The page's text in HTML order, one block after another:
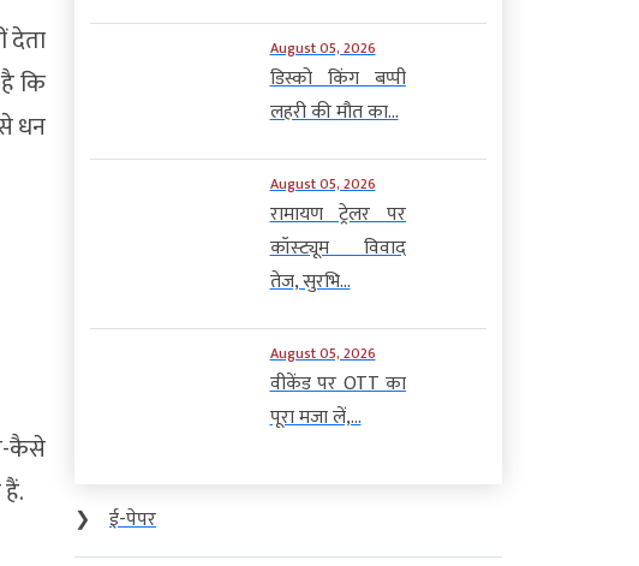
देता
कि
धन
कैसे
August 05, 2026
डिस्को किंग बप्पी
लहरी की मौत का...
August 05, 2026
रामायण ट्रेलर पर
कॉस्ट्यूम विवाद
तेज, सुरभि...
August 05, 2026
वीकेंड पर OTT का
पूरा मजा लें,...
❯
ई-पेपर